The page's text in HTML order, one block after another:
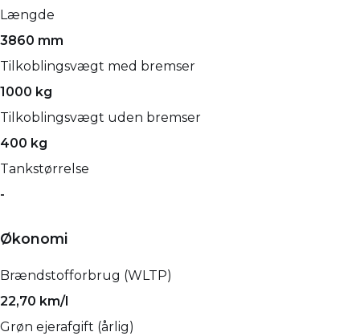
Længde
3860 mm
Tilkoblingsvægt med bremser
1000 kg
Tilkoblingsvægt uden bremser
400 kg
Tankstørrelse
-
Økonomi
Brændstofforbrug (WLTP)
22,70 km/l
Grøn ejerafgift (årlig)